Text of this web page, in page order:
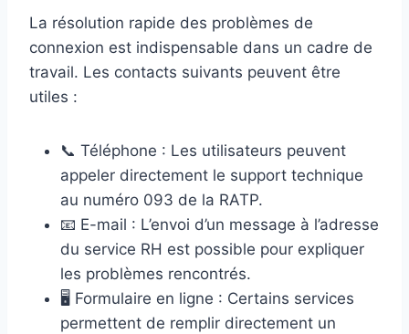
La résolution rapide des problèmes de
connexion est indispensable dans un cadre de
travail. Les contacts suivants peuvent être
utiles :
📞 Téléphone : Les utilisateurs peuvent
appeler directement le support technique
au numéro 093 de la RATP.
📧 E-mail : L’envoi d’un message à l’adresse
du service RH est possible pour expliquer
les problèmes rencontrés.
🖥️ Formulaire en ligne : Certains services
permettent de remplir directement un